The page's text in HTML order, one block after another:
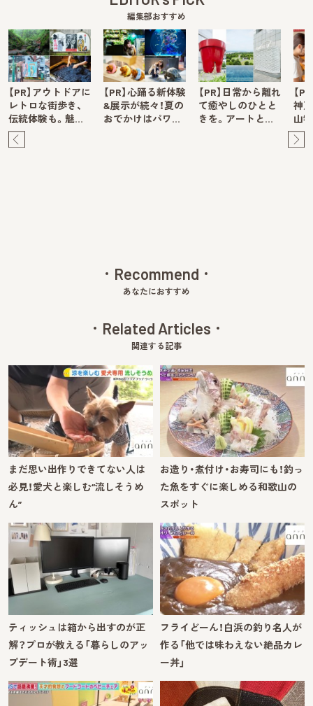
編集部おすすめ
【PR】アウトドアに
レトロな街歩き、
伝統体験も。魅…
【PR】心踊る新体験
&展示が続々！夏の
おでかけはパワ…
【PR】日常から離れ
て癒やしのひとと
きを。アートと…
【
神
山
Recommend
あなたにおすすめ
Related Articles
関連する記事
まだ思い出作りできてない人は
必見！愛犬と楽しむ“流しそうめ
ん”
お造り・煮付け・お寿司にも！釣っ
た魚をすぐに楽しめる和歌山の
スポット
ティッシュは箱から出すのが正
解？プロが教える「暮らしのアッ
プデート術」3選
フライどーん！白浜の釣り名人が
作る「他では味わえない絶品カレ
ー丼」